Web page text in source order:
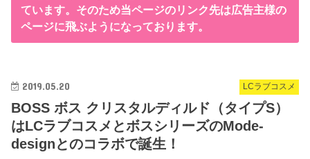
ています。そのため当ページのリンク先は広告主様の
ページに飛ぶようになっております。
LCラブコスメ
2019.05.20
BOSS ボス クリスタルディルド（タイプS）
はLCラブコスメとボスシリーズのMode-
designとのコラボで誕生！